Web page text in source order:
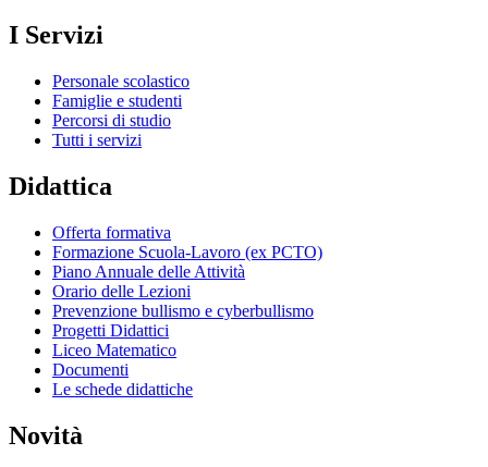
I Servizi
Personale scolastico
Famiglie e studenti
Percorsi di studio
Tutti i servizi
Didattica
Offerta formativa
Formazione Scuola-Lavoro (ex PCTO)
Piano Annuale delle Attività
Orario delle Lezioni
Prevenzione bullismo e cyberbullismo
Progetti Didattici
Liceo Matematico
Documenti
Le schede didattiche
Novità